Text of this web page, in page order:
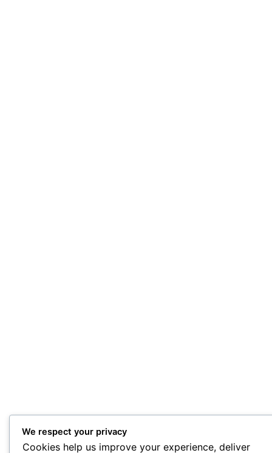
We respect your privacy
Cookies help us improve your experience, deliver